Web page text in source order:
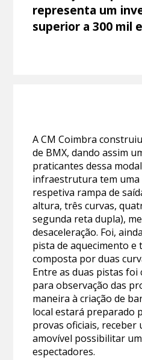
representa um
superior a 300 mil
A CM Coimbra
de BMX, dando assim
praticantes dessa
infraestrutura tem uma
respetiva rampa de
altura, três curvas,
segunda reta dupla),
desaceleração. Foi,
pista de aquecimento
composta por duas
Entre as duas pistas foi
para observação das
maneira à criação de
local estará preparado
provas oficiais, receber
amovível possibilitar
espectadores.